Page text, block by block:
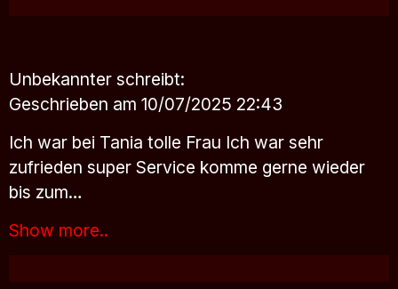
Unbekannter schreibt:
Geschrieben am 10/07/2025 22:43
Ich war bei Tania tolle Frau Ich war sehr
zufrieden super Service komme gerne wieder
bis zum…
Show more..